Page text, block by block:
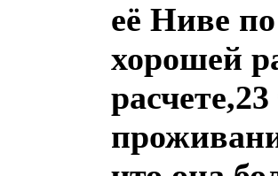
её Ниве
хорошей